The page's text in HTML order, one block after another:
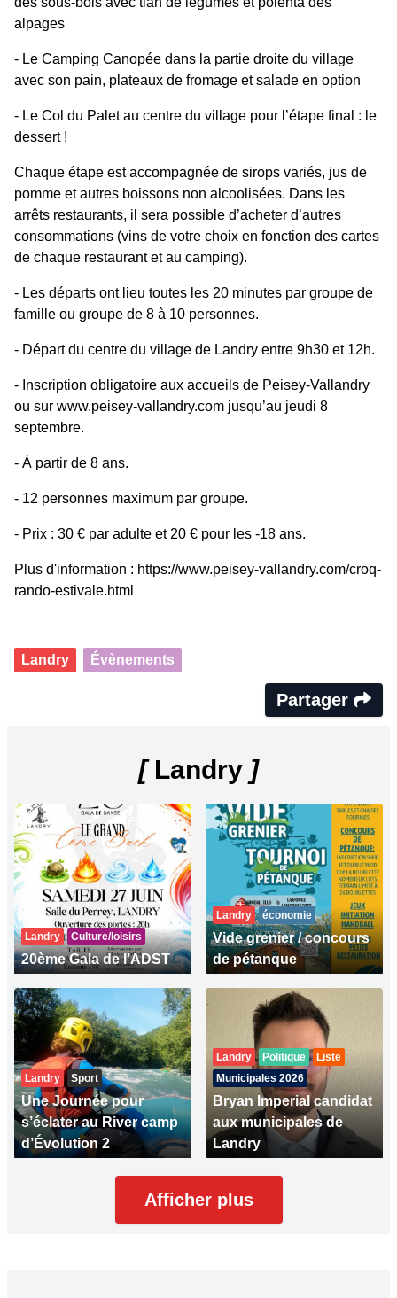
alpages
- Le Camping Canopée dans la partie droite du village
avec son pain, plateaux de fromage et salade en option
- Le Col du Palet au centre du village pour l’étape final : le
dessert !
Chaque étape est accompagnée de sirops variés, jus de
pomme et autres boissons non alcoolisées. Dans les
arrêts restaurants, il sera possible d’acheter d’autres
consommations (vins de votre choix en fonction des cartes
de chaque restaurant et au camping).
- Les départs ont lieu toutes les 20 minutes par groupe de
famille ou groupe de 8 à 10 personnes.
- Départ du centre du village de Landry entre 9h30 et 12h.
- Inscription obligatoire aux accueils de Peisey-Vallandry
ou sur www.peisey-vallandry.com jusqu’au jeudi 8
septembre.
- À partir de 8 ans.
- 12 personnes maximum par groupe.
- Prix : 30 € par adulte et 20 € pour les -18 ans.
Plus d'information : https://www.peisey-vallandry.com/croq-
rando-estivale.html
Landry Évènements
Partager
[Landry ]
Landry Culture/loisirs
20ème Gala de l’ADST
Landry économie
Vide grenier / concours
de pétanque
Landry Sport
Une Journée pour
s’éclater au River camp
d’Évolution 2
Landry Politique
Liste
Municipales 2026
Bryan Imperial candidat
aux municipales de
Landry
Afficher plus